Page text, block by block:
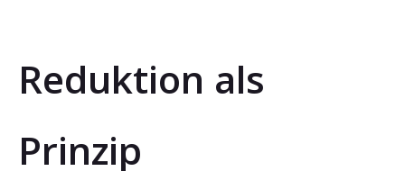
Reduktion als
Prinzip